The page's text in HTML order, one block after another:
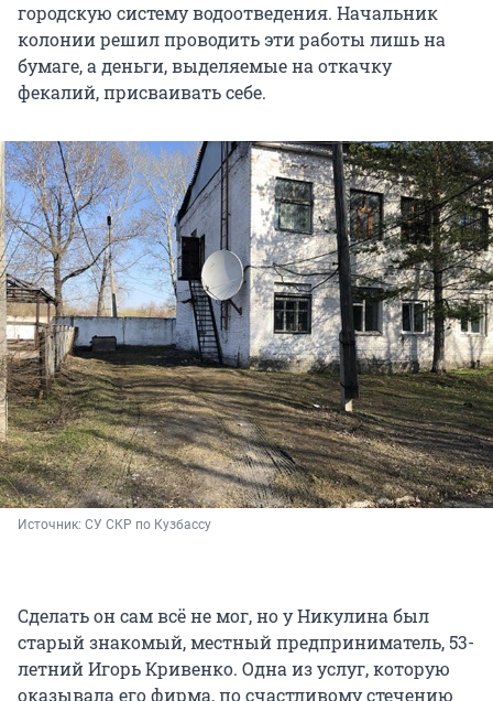
городскую систему водоотведения. Начальник
колонии решил проводить эти работы лишь на
бумаге, а деньги, выделяемые на откачку
фекалий, присваивать себе.
Источник: СУ СКР по Кузбассу
Сделать он сам всё не мог, но у Никулина был
старый знакомый, местный предприниматель, 53-
летний Игорь Кривенко. Одна из услуг, которую
оказывала его фирма, по счастливому стечению